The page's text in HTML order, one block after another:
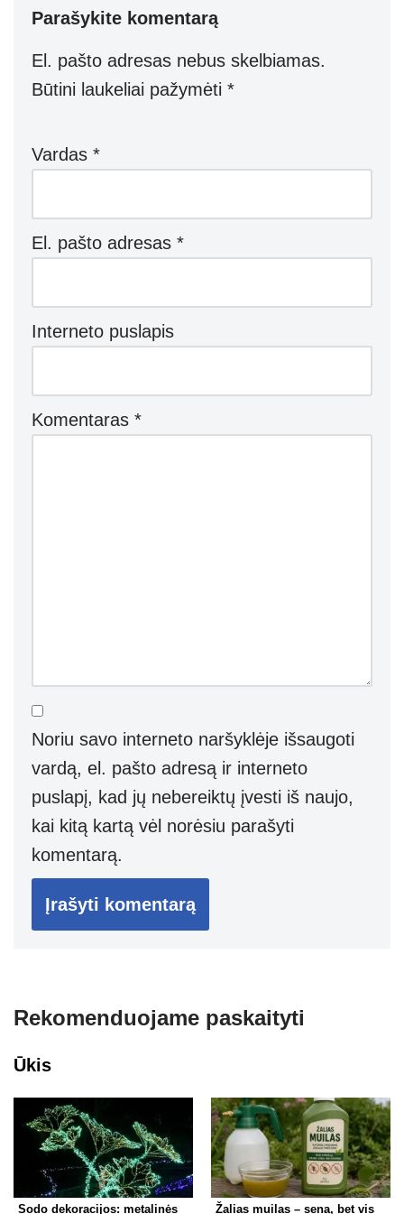
Parašykite komentarą
El. pašto adresas nebus skelbiamas.
Būtini laukeliai pažymėti *
Vardas *
El. pašto adresas *
Interneto puslapis
Komentaras *
Noriu savo interneto naršyklėje išsaugoti
vardą, el. pašto adresą ir interneto
puslapį, kad jų nebereiktų įvesti iš naujo,
kai kitą kartą vėl norėsiu parašyti
komentarą.
Rekomenduojame paskaityti
Ūkis
Sodo dekoracijos: metalinės
Žalias muilas – sena, bet vis